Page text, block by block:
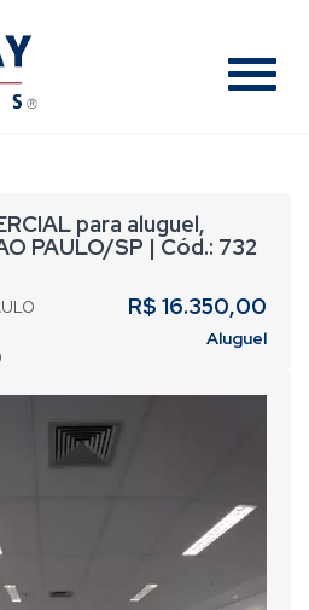
#
para aluguel,
PAULO/SP | Cód.: 732
R$ 16.350,00
Aluguel